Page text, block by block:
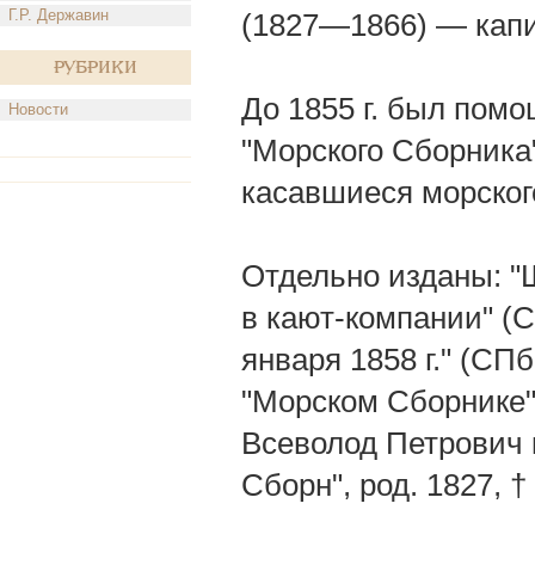
Г.Р. Державин
Рубрики
Новости
(1827—1866) —
До 1855 г. был
"Морского
касавшиеся
Отдельно изданы:
в кают-компании"
января 1858 г."
"Морском
Всеволод Петрович
Сборн", род. 1827,